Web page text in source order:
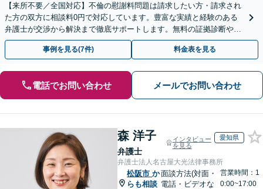
【来所不要／全国対応】不倫の慰謝料問題は請求したい方・請求され
た方の双方に相談料0円で対応しています。豊富な実績と経験のある
弁護士が交渉から解決まで徹底サポートします。無料の証拠診断や着
手金の返還保証もありますので安心してご相談ください。
事例を見る(7件) 料金表を見る
電話でお問い合わせ メールでお問い合わせ
森 洋子
弁護士
インタビュー
を見る
愛知県
弁護士法人名古屋大光法律事務所
松阪市 か
らも相談
面談方法(対面・
電話・ビデオな
営業時間：1
0:00~17:00